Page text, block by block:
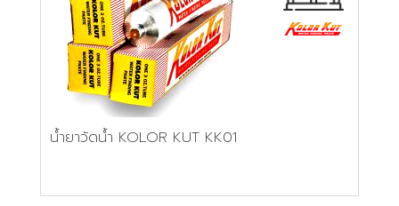
น้ำยาวัดน้ำ KOLOR KUT KK01